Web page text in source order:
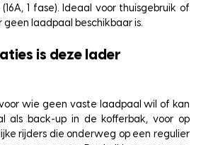
1 fase). Ideaal voor thuisgebruik of
laadpaal beschikbaar is.
is deze lader
wie geen vaste laadpaal wil of kan
als back-up in de kofferbak, voor op
rijders die onderweg op een regulier